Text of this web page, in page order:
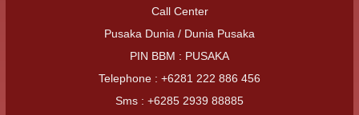
Call Center
Pusaka Dunia / Dunia Pusaka
PIN BBM : PUSAKA
Telephone : +6281 222 886 456
Sms : +6285 2939 88885